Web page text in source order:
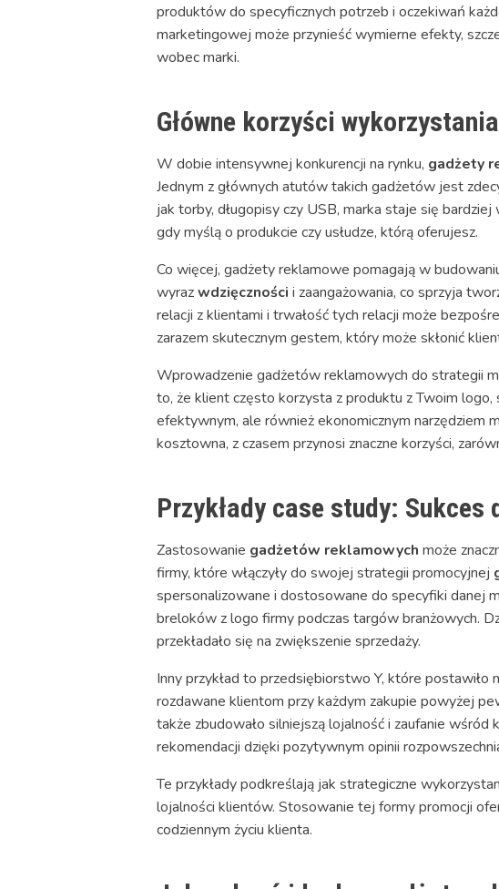
produktów do specyficznych potrzeb i oczekiwań
marketingowej może przynieść wymierne efekty,
wobec marki.
Główne korzyści
W dobie intensywnej konkurencji na rynku, gadżety
Jednym z głównych atutów takich gadżetów jest
jak torby, długopisy czy USB, marka staje się
gdy myślą o produkcie czy usłudze, którą oferujesz.
Co więcej, gadżety reklamowe pomagają w
wyrazwdzięczności i zaangażowania, co sprzyja
relacji z klientami i trwałość tych relacji może
zarazem skutecznym gestem, który może skłonić
Wprowadzenie gadżetów reklamowych do strategii
to, że klient często korzysta z produktu z Twoim
efektywnym, ale również ekonomicznym narzędziem
kosztowna, z czasem przynosi znaczne korzyści,
Przykłady case study:
Zastosowanie gadżetów reklamowych może
firmy, które włączyły do swojej strategii promocyjnej
spersonalizowane i dostosowane do specyfiki danej
breloków z logo firmy podczas targów branżowych.
przekładało się na zwiększenie sprzedaży.
Inny przykład to przedsiębiorstwo Y, które
rozdawane klientom przy każdym zakupie powyżej
także zbudowało silniejszą lojalność i zaufanie
rekomendacji dzięki pozytywnym opinii
Te przykłady podkreślają jak strategiczne
lojalności klientów. Stosowanie tej formy promocji
codziennym życiu klienta.